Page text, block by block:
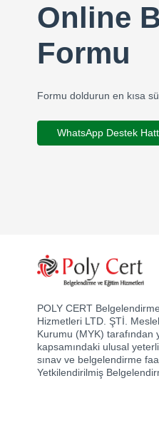
Online
Formu
Formu doldurun en kısa
WhatsApp Destek
POLY CERT
Hizmetleri LTD. ŞTİ.
Kurumu (MYK) tarafından
kapsamındaki ulusal
sınav ve belgelendirme
Yetkilendirilmiş